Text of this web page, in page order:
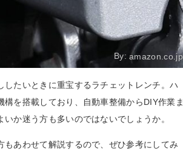
By:amazon.co.jp
たいときに重宝するラチェットレンチ。ハ
を搭載しており、自動車整備からDIY作業ま
か迷う方も多いのではないでしょうか。
あわせて解説するので、ぜひ参考にしてみ